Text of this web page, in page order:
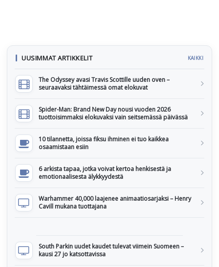
UUSIMMAT ARTIKKELIT KAIKKI
The Odyssey avasi Travis Scottille uuden oven –
seuraavaksi tähtäimessä omat elokuvat
Spider-Man: Brand New Day nousi vuoden 2026
tuottoisimmaksi elokuvaksi vain seitsemässä päivässä
10 tilannetta, joissa fiksu ihminen ei tuo kaikkea
osaamistaan esiin
6 arkista tapaa, jotka voivat kertoa henkisestä ja
emotionaalisesta älykkyydestä
Warhammer 40,000 laajenee animaatiosarjaksi – Henry
Cavill mukana tuottajana
South Parkin uudet kaudet tulevat viimein Suomeen –
kausi 27 jo katsottavissa